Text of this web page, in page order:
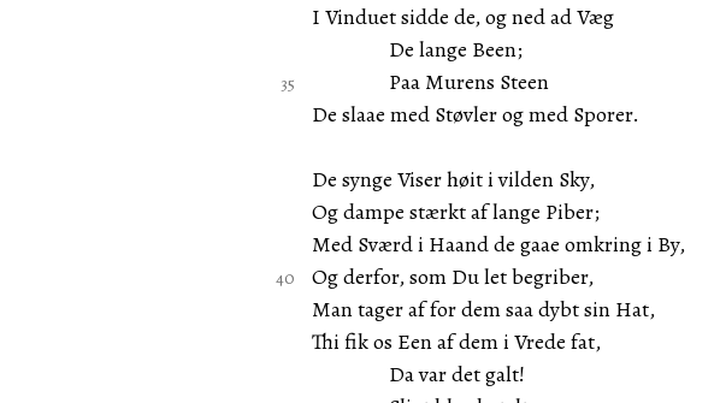
I Vinduet sidde de, og ned ad Væg
De lange Been;
Paa Murens Steen
De slaae med Støvler og med Sporer.
De synge Viser høit i vilden Sky,
Og dampe stærkt af lange Piber;
Med Sværd i Haand de gaae omkring i By,
Og derfor, som Du let begriber,
Man tager af for dem saa dybt sin Hat,
Thi fik os Een af dem i Vrede fat,
Da var det galt!